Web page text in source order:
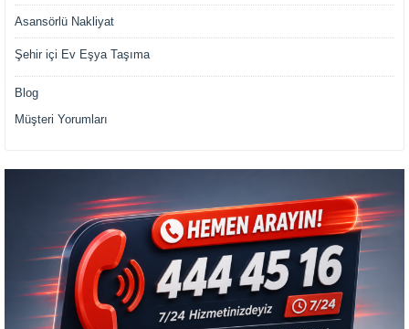
Asansörlü Nakliyat
Şehir içi Ev Eşya Taşıma
Blog
Müşteri Yorumları